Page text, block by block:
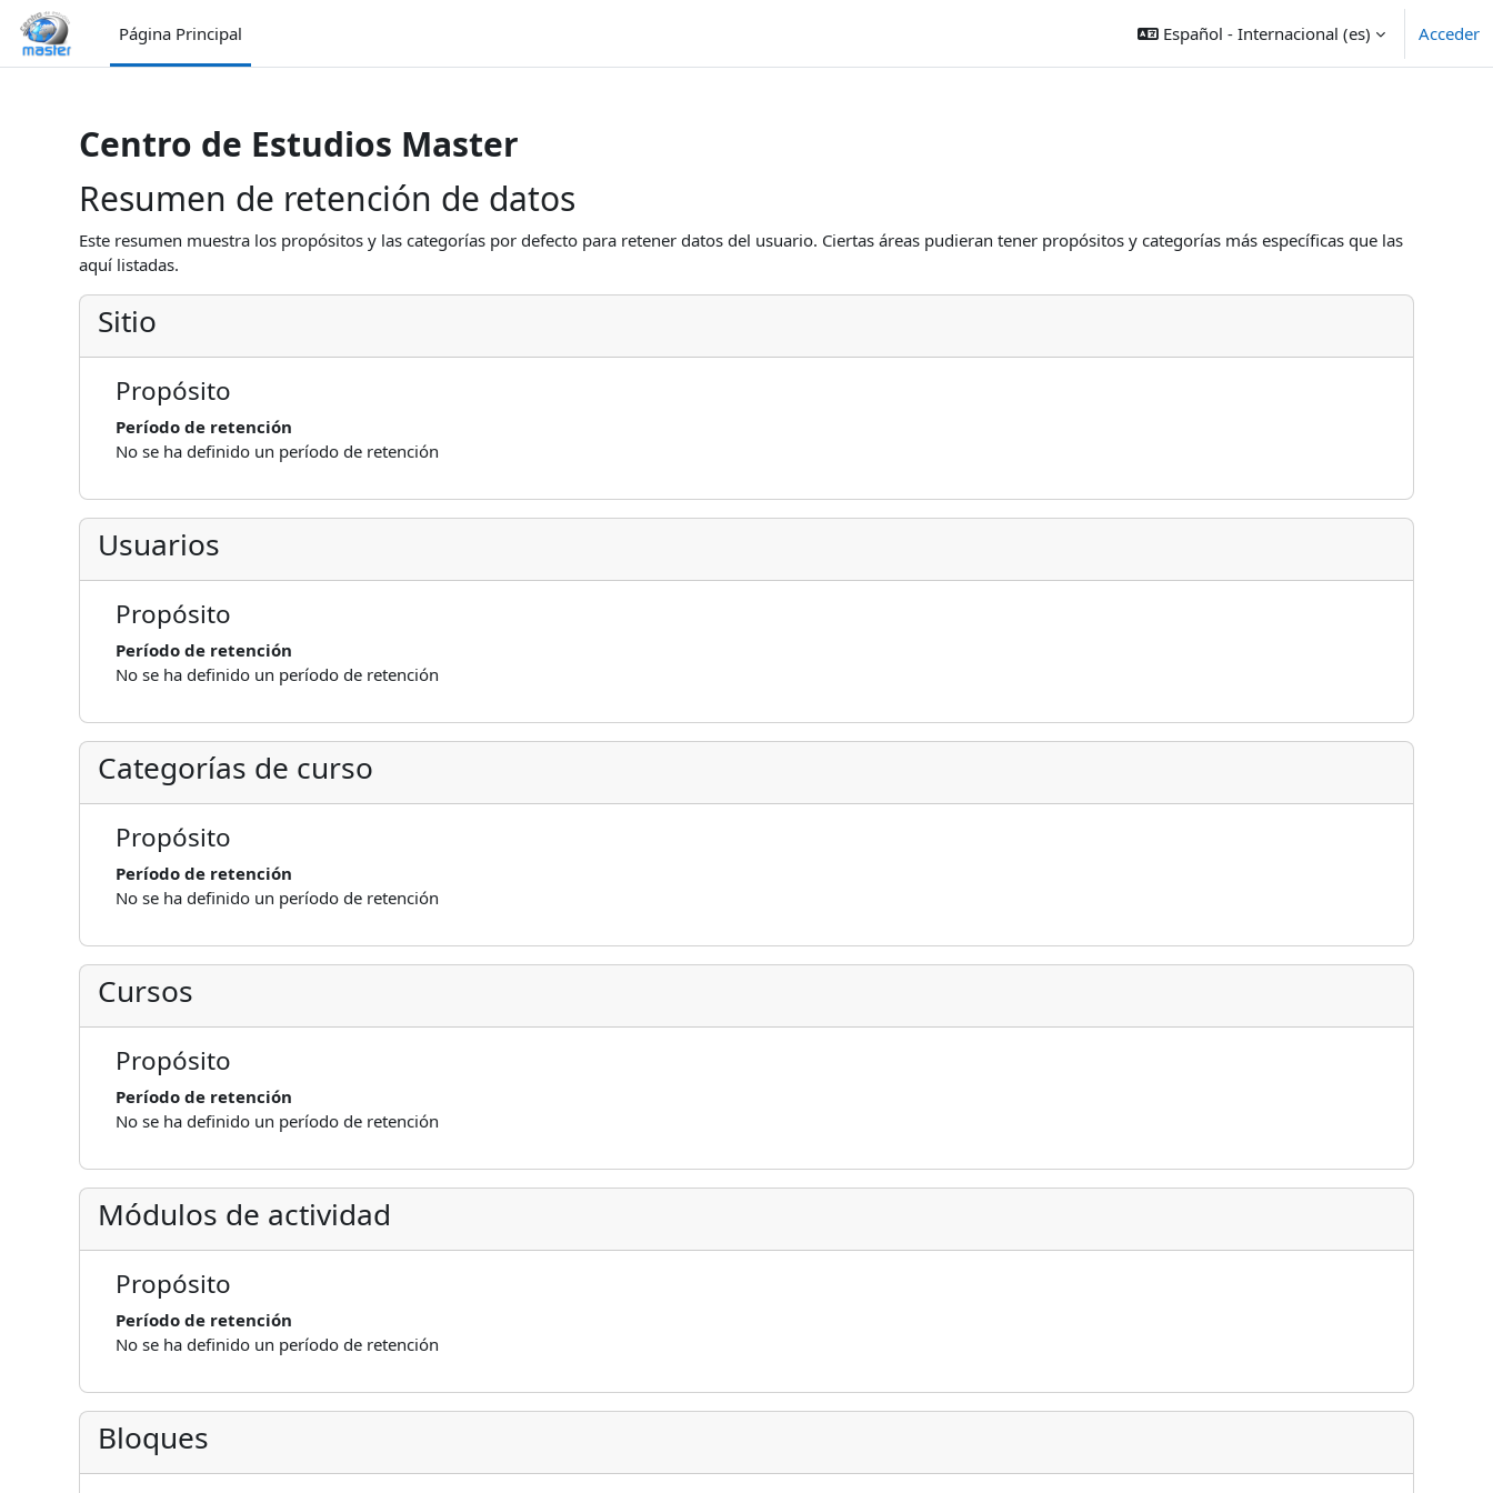
Salta al contenido principal
Página Principal
Español - Internacional ‎(es)‎ Acceder
Centro de Estudios Master
Resumen de retención de datos
Este resumen muestra los propósitos y las categorías por defecto para retener datos del usuario. Ciertas áreas pudieran tener propósitos y categorías más específicas que las
aquí listadas.
Sitio
Propósito
Período de retención
No se ha definido un período de retención
Usuarios
Propósito
Período de retención
No se ha definido un período de retención
Categorías de curso
Propósito
Período de retención
No se ha definido un período de retención
Cursos
Propósito
Período de retención
No se ha definido un período de retención
Módulos de actividad
Propósito
Período de retención
No se ha definido un período de retención
Bloques